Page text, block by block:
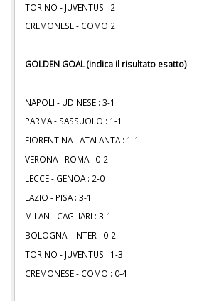
TORINO - JUVENTUS : 2
CREMONESE - COMO 2
GOLDEN GOAL (indica il risultato esatto)
NAPOLI - UDINESE : 3-1
PARMA - SASSUOLO : 1-1
FIORENTINA - ATALANTA : 1-1
VERONA - ROMA : 0-2
LECCE - GENOA : 2-0
LAZIO - PISA : 3-1
MILAN - CAGLIARI : 3-1
BOLOGNA - INTER : 0-2
TORINO - JUVENTUS : 1-3
CREMONESE - COMO : 0-4